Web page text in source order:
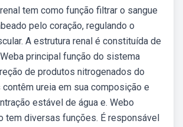
tem como função filtrar o sangue
pelo coração, regulando o
A estrutura renal é constituída de
principal função do sistema
de produtos nitrogenados do
ureia em sua composição e
estável de água e. Webo
tem diversas funções. É responsável